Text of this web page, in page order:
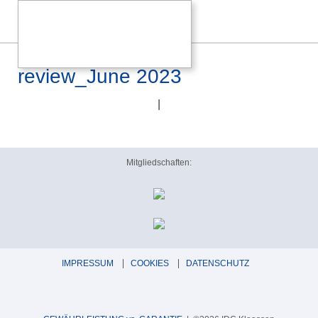
review_June 2023
Mitgliedschaften:
IMPRESSUM COOKIES DATENSCHUTZ